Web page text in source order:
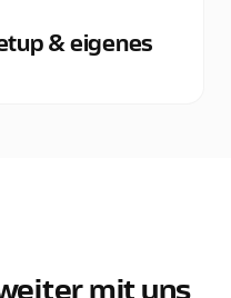
& eigenes
mit uns